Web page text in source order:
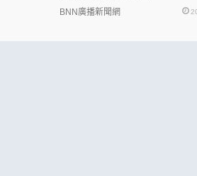
BNN廣播新聞網